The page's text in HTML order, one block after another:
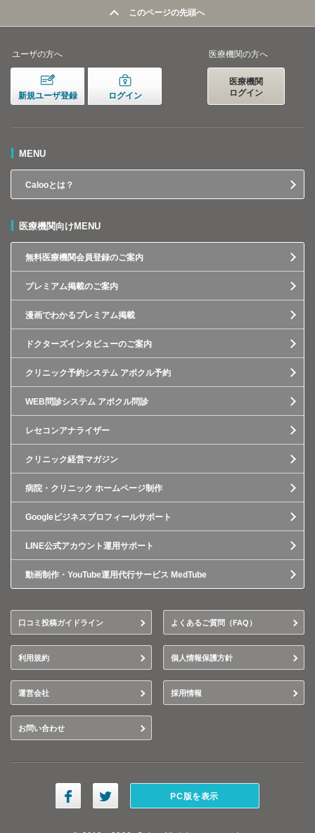
このページの先頭へ
ユーザの方へ
新規ユーザ登録 ログイン
医療機関の方へ
医療機関
ログイン
MENU
Calooとは？
医療機関向けMENU
無料医療機関会員登録のご案内
プレミアム掲載のご案内
漫画でわかるプレミアム掲載
ドクターズインタビューのご案内
クリニック予約システム アポクル予約
WEB問診システム アポクル問診
レセコンアナライザー
クリニック経営マガジン
病院・クリニック ホームページ制作
Googleビジネスプロフィールサポート
LINE公式アカウント運用サポート
動画制作・YouTube運用代行サービス MedTube
口コミ投稿ガイドライン よくあるご質問（FAQ）
利用規約 個人情報保護方針
運営会社 採用情報
お問い合わせ
PC版を表示